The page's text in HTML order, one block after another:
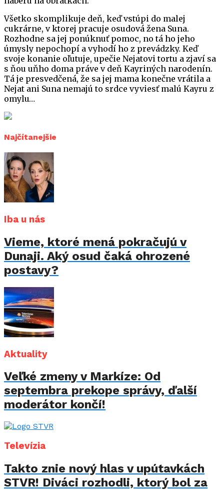
Všetko skomplikuje deň, keď vstúpi do malej
cukrárne, v ktorej pracuje osudová žena Suna.
Rozhodne sa jej ponúknuť pomoc, no tá ho jeho
úmysly nepochopí a vyhodí ho z prevádzky. Keď
svoje konanie oľutuje, upečie Nejatovi tortu a zjaví sa
s ňou uňho doma práve v deň Kayriných narodenín.
Tá je presvedčená, že sa jej mama konečne vrátila a
Nejat ani Suna nemajú to srdce vyviesť malú Kayru z
omylu…
Najčítanejšie
Iba u nás
Vieme, ktoré mená pokračujú v
Dunaji. Aký osud čaká ohrozené
postavy?
Aktuality
Veľké zmeny v Markíze: Od
septembra prekope správy, ďalší
moderátor končí!
Televízia
Takto znie nový hlas v upútavkách
STVR! Diváci rozhodli, ktorý bol za